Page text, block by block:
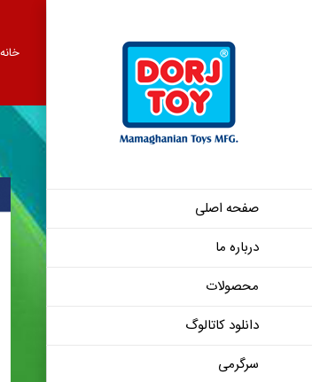
صفحه اصلی
درباره ما
محصولات
دانلود کاتالوگ
سرگرمی
خانه